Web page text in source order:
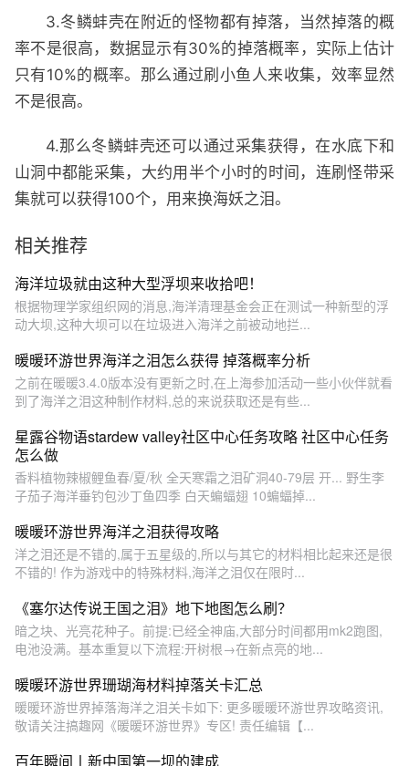
3.冬鳞蚌壳在附近的怪物都有掉落，当然掉落的概
率不是很高，数据显示有30%的掉落概率，实际上估计
只有10%的概率。那么通过刷小鱼人来收集，效率显然
不是很高。
4.那么冬鳞蚌壳还可以通过采集获得，在水底下和
山洞中都能采集，大约用半个小时的时间，连刷怪带采
集就可以获得100个，用来换海妖之泪。
相关推荐
海洋垃圾就由这种大型浮坝来收拾吧！
根据物理学家组织网的消息,海洋清理基金会正在测试一种新型的浮
动大坝,这种大坝可以在垃圾进入海洋之前被动地拦...
暖暖环游世界海洋之泪怎么获得 掉落概率分析
之前在暖暖3.4.0版本没有更新之时,在上海参加活动一些小伙伴就看
到了海洋之泪这种制作材料,总的来说获取还是有些...
星露谷物语stardew valley社区中心任务攻略 社区中心任务
怎么做
香料植物辣椒鲤鱼春/夏/秋 全天寒霜之泪矿洞40-79层 开... 野生李
子茄子海洋垂钓包沙丁鱼四季 白天蝙蝠翅 10蝙蝠掉...
暖暖环游世界海洋之泪获得攻略
洋之泪还是不错的,属于五星级的,所以与其它的材料相比起来还是很
不错的! 作为游戏中的特殊材料,海洋之泪仅在限时...
《塞尔达传说王国之泪》地下地图怎么刷？
暗之块、光亮花种子。前提:已经全神庙,大部分时间都用mk2跑图,
电池没满。基本重复以下流程:开树根→在新点亮的地...
暖暖环游世界珊瑚海材料掉落关卡汇总
暖暖环游世界掉落海洋之泪关卡如下: 更多暖暖环游世界攻略资讯,
敬请关注搞趣网《暖暖环游世界》专区! 责任编辑【...
百年瞬间丨新中国第一坝的建成